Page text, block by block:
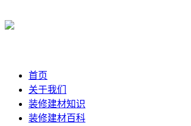
首页
关于我们
装修建材知识
装修建材百科